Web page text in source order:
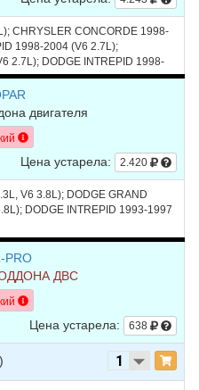
CHRYSLER CONCORDE 1998-
1998-2004 (V6 2.7L);
2.7L); DODGE INTREPID 1998-
2006 (V6 2.7L)
двигателя
Цена устарела: 2.420
V6 3.8L); DODGE GRAND
DODGE INTREPID 1993-1997
PRO
ДВС
Цена устарела: 638